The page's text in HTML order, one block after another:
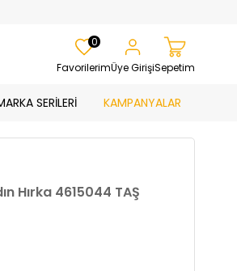
Favorilerim
0
Üye GirişiSepetim
SERİLERİ KAMPANYALAR
Hırka 4615044 TAŞ